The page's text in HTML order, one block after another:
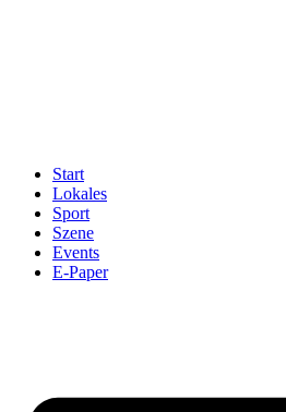
Start
Lokales
Sport
Szene
Events
E-Paper